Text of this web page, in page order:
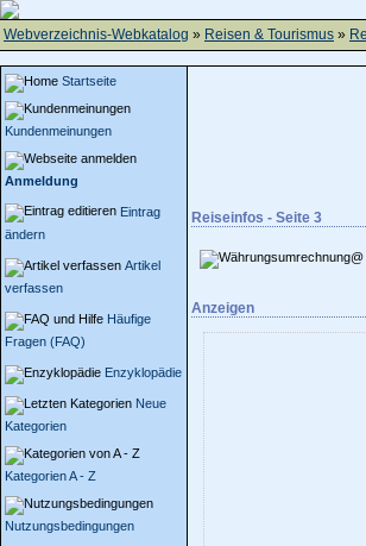
Webverzeichnis-Webkatalog » Reisen & Tourismus »
Startseite
Kundenmeinungen
Anmeldung
Eintrag
ändern
Artikel
verfassen
Häufige
Fragen (FAQ)
Enzyklopädie
Neue
Kategorien
Kategorien A - Z
Nutzungsbedingungen
Reiseinfos - Seite 3
Anzeigen